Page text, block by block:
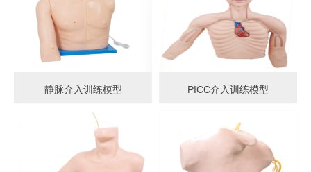
静脉介入训练模型 PICC介入训练模型